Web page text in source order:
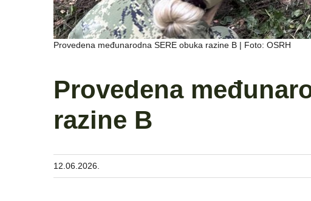
Provedena međunarodna SERE obuka razine B | Foto: OSRH
Provedena
razine B
12.06.2026.